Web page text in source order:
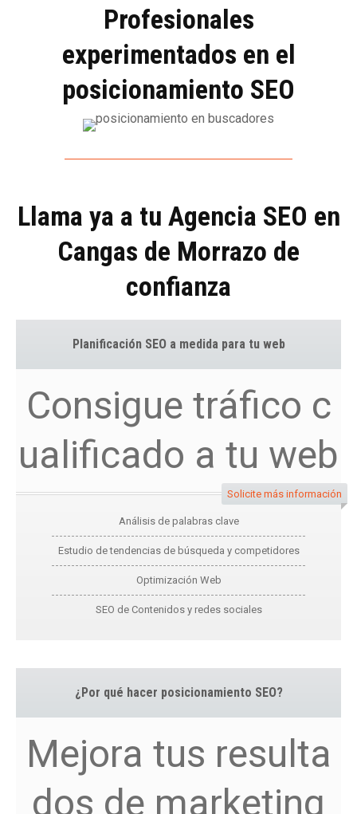
Profesionales
experimentados en el
posicionamiento SEO
Llama ya a tu Agencia SEO en
Cangas de Morrazo de
confianza
Planificación SEO a medida para tu web
Consigue tráfico c
ualificado a tu web
Solicite más información
Análisis de palabras clave
Estudio de tendencias de búsqueda y competidores
Optimización Web
SEO de Contenidos y redes sociales
¿Por qué hacer posicionamiento SEO?
Mejora tus resulta
dos de marketing